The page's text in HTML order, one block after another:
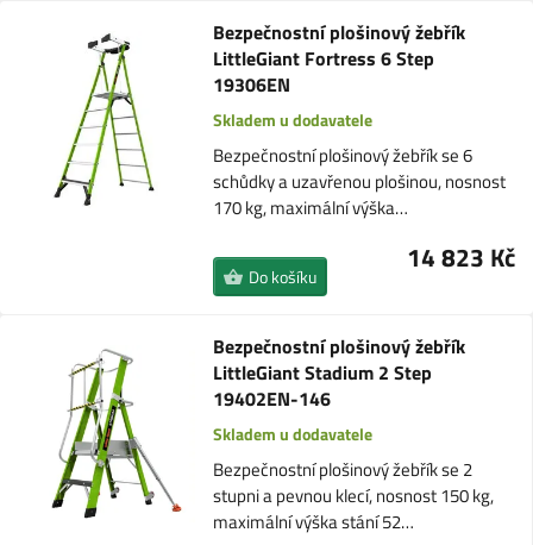
Bezpečnostní plošinový žebřík
LittleGiant Fortress 6 Step
19306EN
Skladem u dodavatele
Bezpečnostní plošinový žebřík se 6
schůdky a uzavřenou plošinou, nosnost
170 kg, maximální výška…
14 823 Kč
Do košíku
Bezpečnostní plošinový žebřík
LittleGiant Stadium 2 Step
19402EN-146
Skladem u dodavatele
Bezpečnostní plošinový žebřík se 2
stupni a pevnou klecí, nosnost 150 kg,
maximální výška stání 52…